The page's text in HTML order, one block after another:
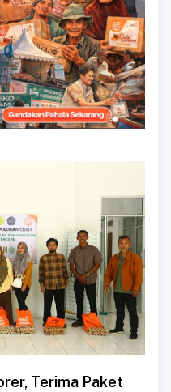
Terima Paket